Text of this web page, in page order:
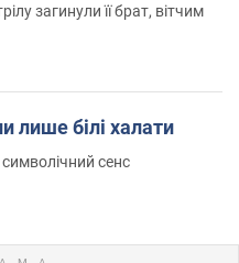
загинули її брат, вітчим
лише білі халати
сенс